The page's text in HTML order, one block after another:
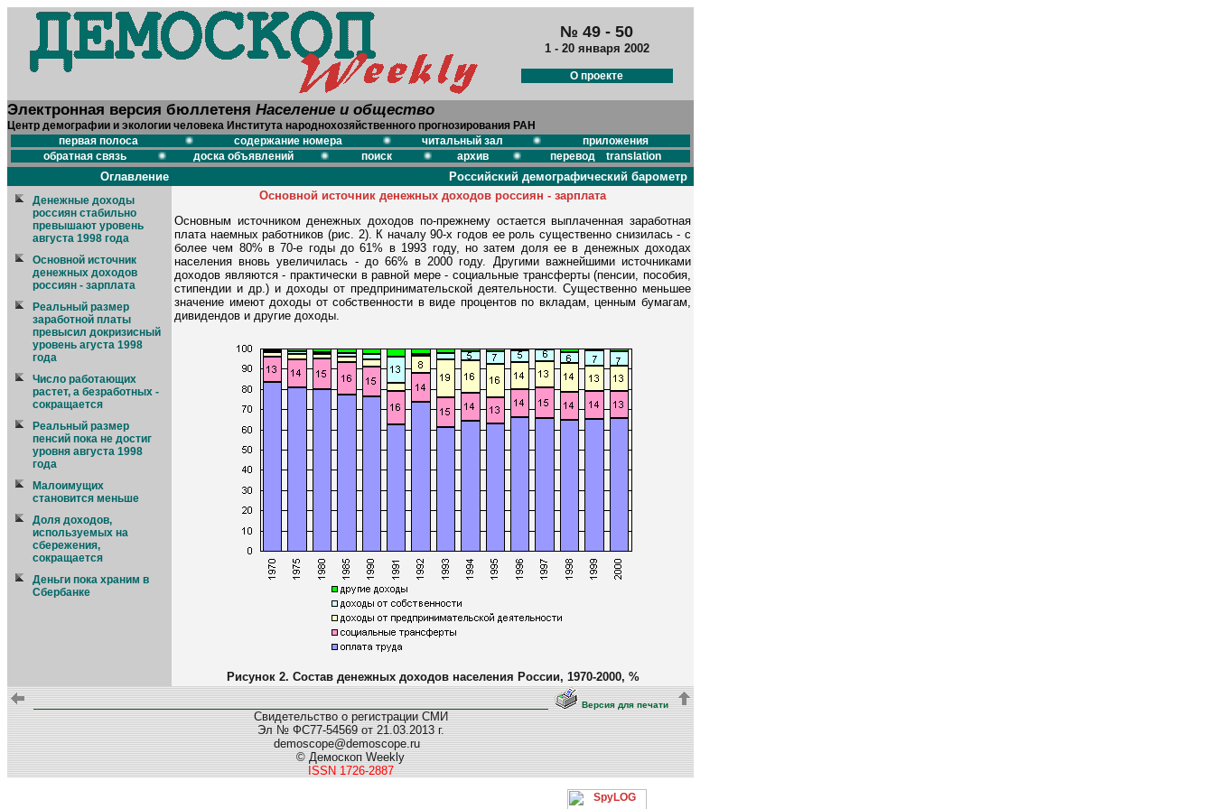
№ 49 - 50
1 - 20 января 2002
О проекте
Электронная версия бюллетеня Население и общество
Центр демографии и экологии человека Института народнохозяйственного прогнозирования РАН
первая полоса
содержание номера читальный зал
приложения
обратная связь
доска объявлений поиск архив перевод translation
Оглавление Российский демографический барометр
Денежные доходы
россиян стабильно
превышают уровень
августа 1998 года
Основной источник
денежных доходов
россиян - зарплата
Реальный размер
заработной платы
превысил докризисный
уровень агуста 1998
года
Число работающих
растет, а безработных -
сокращается
Реальный размер
пенсий пока не достиг
уровня августа 1998
года
Малоимущих
становится меньше
Доля доходов,
используемых на
сбережения,
сокращается
Деньги пока храним в
Сбербанке
Основной источник денежных доходов россиян - зарплата
Основным источником денежных доходов по-прежнему остается выплаченная заработная
плата наемных работников (рис. 2). К началу 90-х годов ее роль существенно снизилась - с
более чем 80% в 70-е годы до 61% в 1993 году, но затем доля ее в денежных доходах
населения вновь увеличилась - до 66% в 2000 году. Другими важнейшими источниками
доходов являются - практически в равной мере - социальные трансферты (пенсии, пособия,
стипендии и др.) и доходы от предпринимательской деятельности. Существенно меньшее
значение имеют доходы от собственности в виде процентов по вкладам, ценным бумагам,
дивидендов и другие доходы.
Рисунок 2. Состав денежных доходов населения России, 1970-2000, %
Версия для печати
Свидетельство о регистрации СМИ
Эл № ФС77-54569 от 21.03.2013 г.
demoscope@demoscope.ru
© Демоскоп Weekly
ISSN 1726-2887